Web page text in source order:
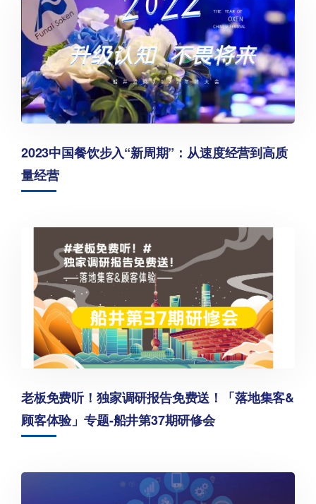
2023中国餐饮步入“新周期”：从速度经营到高质
量经营
老板免费听！独家调研报告免费送！「落地集客&
顾客体验」专题-船井第37期研修会